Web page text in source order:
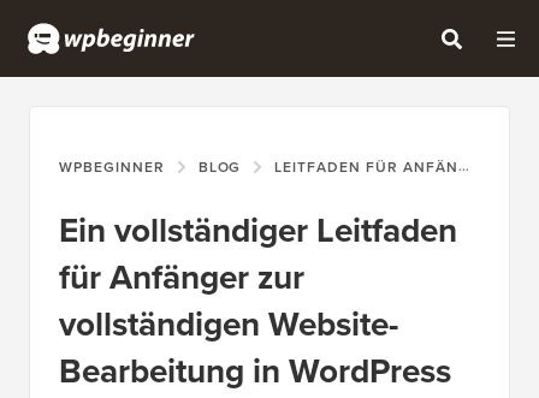
WPBEGINNER BLOG LEITFADEN FÜR ANFÄNGER
Ein vollständiger Leitfaden
für Anfänger zur
vollständigen Website-
Bearbeitung in WordPress